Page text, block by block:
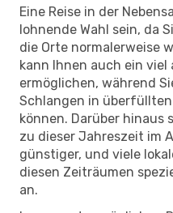
Eine Reise in der
lohnende Wahl sein, da
die Orte normalerweise
kann Ihnen auch ein
ermöglichen, während
Schlangen in
können. Darüber
zu dieser Jahreszeit im
günstiger, und viele
diesen Zeiträumen
an.